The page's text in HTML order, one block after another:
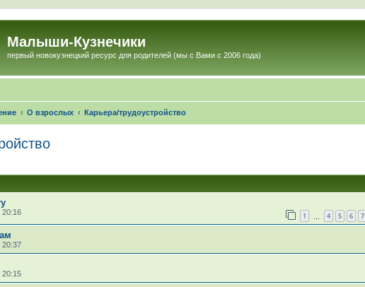
Малыши-Кузнечики
первый новокузнецкий ресурс для родителей (мы с Вами с 2006 года)
О взрослых Карьера/трудоустройство
20:16 1 4 5 6 7
20:37
20:15